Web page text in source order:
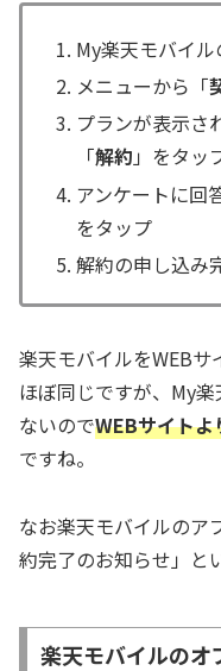
My楽天モバイ
メニューから「
プランが表示さ
「解約 」をタッ
アンケートに回
をタップ
解約の申し込み
楽天モバイルをWEB
ほぼ同じですが、My
ないのでWEBサイト
ですね。
なお楽天モバイルのア
約完了のお知らせ」と
楽天モバイルのオ